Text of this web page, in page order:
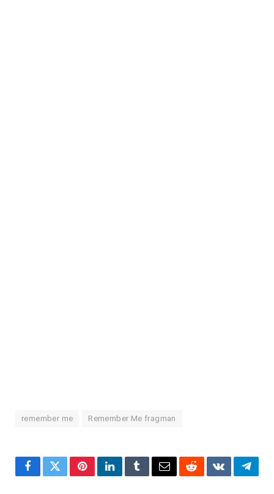
remember me Remember Me fragman
FacebookTwitterPinterestLinkedInTumblrEmailRedditVKontakte